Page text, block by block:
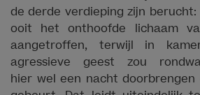
de derde verdieping zijn berucht:
ooit het onthoofde lichaam
aangetroffen, terwijl in
agressieve geest zou
hier wel een nacht